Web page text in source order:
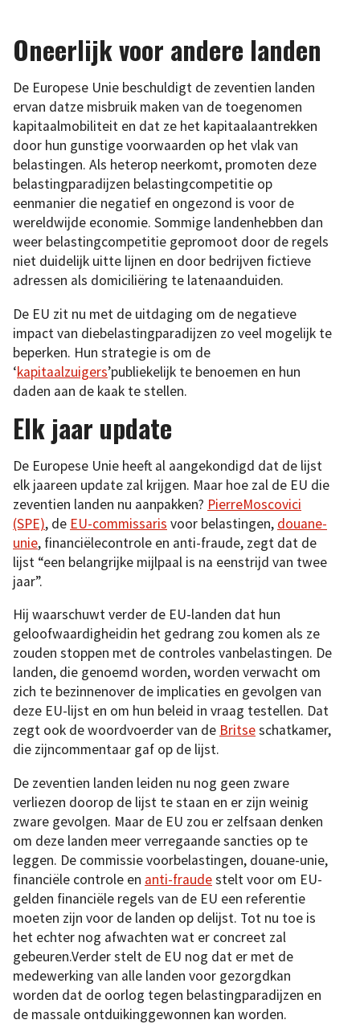
Oneerlijk voor andere landen
De Europese Unie beschuldigt de zeventien landen
ervan datze misbruik maken van de toegenomen
kapitaalmobiliteit en dat ze het kapitaalaantrekken
door hun gunstige voorwaarden op het vlak van
belastingen. Als heterop neerkomt, promoten deze
belastingparadijzen belastingcompetitie op
eenmanier die negatief en ongezond is voor de
wereldwijde economie. Sommige landenhebben dan
weer belastingcompetitie gepromoot door de regels
niet duidelijk uitte lijnen en door bedrijven fictieve
adressen als domiciliëring te latenaanduiden.
De EU zit nu met de uitdaging om de negatieve
impact van diebelastingparadijzen zo veel mogelijk te
beperken. Hun strategie is om de
‘kapitaalzuigers’publiekelijk te benoemen en hun
daden aan de kaak te stellen.
Elk jaar update
De Europese Unie heeft al aangekondigd dat de lijst
elk jaareen update zal krijgen. Maar hoe zal de EU die
zeventien landen nu aanpakken? PierreMoscovici
(SPE), de EU-commissaris voor belastingen, douane-
unie, financiëlecontrole en anti-fraude, zegt dat de
lijst “een belangrijke mijlpaal is na eenstrijd van twee
jaar”.
Hij waarschuwt verder de EU-landen dat hun
geloofwaardigheidin het gedrang zou komen als ze
zouden stoppen met de controles vanbelastingen. De
landen, die genoemd worden, worden verwacht om
zich te bezinnenover de implicaties en gevolgen van
deze EU-lijst en om hun beleid in vraag testellen. Dat
zegt ook de woordvoerder van de Britseschatkamer,
die zijncommentaar gaf op de lijst.
De zeventien landen leiden nu nog geen zware
verliezen doorop de lijst te staan en er zijn weinig
zware gevolgen. Maar de EU zou er zelfsaan denken
om deze landen meer verregaande sancties op te
leggen. De commissie voorbelastingen, douane-unie,
financiële controle en anti-fraudestelt voor om EU-
gelden financiële regels van de EU een referentie
moeten zijn voor de landen op delijst. Tot nu toe is
het echter nog afwachten wat er concreet zal
gebeuren.Verder stelt de EU nog dat er met de
medewerking van alle landen voor gezorgdkan
worden dat de oorlog tegen belastingparadijzen en
de massale ontduikinggewonnen kan worden.